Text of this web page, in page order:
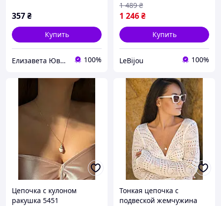
357₴
Купить
Елизавета Ювелирная бижутерия 100%
1 246₴
1 489 ₴
Купить
LeBijou 100%
Цепочка с кулоном
ракушка 5451
Тонкая цепочка с
подвеской жемчужина